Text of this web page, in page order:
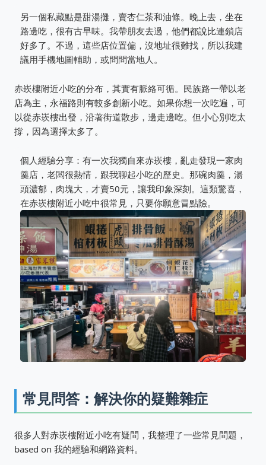
另一個私藏點是甜湯攤，賣杏仁茶和油條。晚上去，坐在
路邊吃，很有古早味。我帶朋友去過，他們都說比連鎖店
好多了。不過，這些店位置偏，沒地址很難找，所以我建
議用手機地圖輔助，或問問當地人。
赤崁樓附近小吃的分布，其實有脈絡可循。民族路一帶以老
店為主，永福路則有較多創新小吃。如果你想一次吃遍，可
以從赤崁樓出發，沿著街道散步，邊走邊吃。但小心別吃太
撐，因為選擇太多了。
個人經驗分享：有一次我獨自來赤崁樓，亂走發現一家肉
羹店，老闆很熱情，跟我聊起小吃的歷史。那碗肉羹，湯
頭濃郁，肉塊大，才賣50元，讓我印象深刻。這類驚喜，
在赤崁樓附近小吃中很常見，只要你願意冒點險。
常見問答：解決你的疑難雜症
很多人對赤崁樓附近小吃有疑問，我整理了一些常見問題，
based on 我的經驗和網路資料。